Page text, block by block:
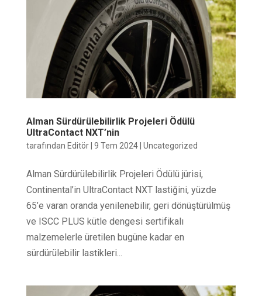
Alman Sürdürülebilirlik Projeleri Ödülü
UltraContact NXT’nin
tarafından Editör| 9 Tem 2024| Uncategorized
Alman Sürdürülebilirlik Projeleri Ödülü jürisi,
Continental’in UltraContact NXT lastiğini, yüzde
65’e varan oranda yenilenebilir, geri dönüştürülmüş
ve ISCC PLUS kütle dengesi sertifikalı
malzemelerle üretilen bugüne kadar en
sürdürülebilir lastikleri...